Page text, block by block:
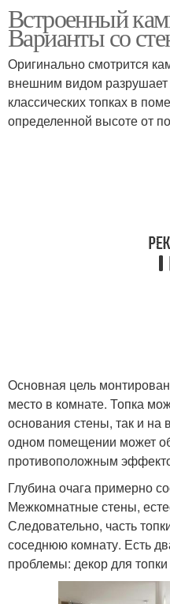
Камин на дровах
Встроенный
Варианты со
Оригинально смотрится
внешним видом
классических топках в
определенной высоте от
Основная цель
место в комнате. Топка
основания стены, так и
одном помещении может
противоположным
Глубина очага примерно
Межкомнатные стены,
Следовательно, часть
соседнюю комнату. Есть
проблемы: декор для